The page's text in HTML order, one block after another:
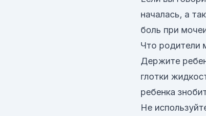
началась, а
боль при
Что родители
Держите
глотки
ребенка
Не